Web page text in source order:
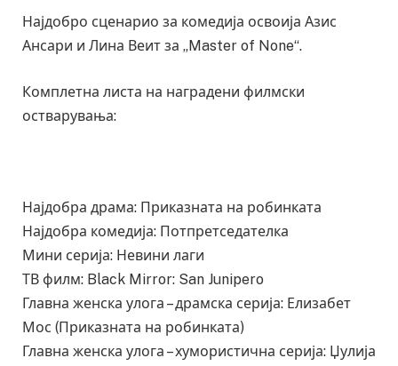
Најдобро сценарио за комедија освоија Азис
Ансари и Лина Веит за „Master of None“.
Комплетна листа на наградени филмски
остварувања:
Најдобра драма: Приказната на робинката
Најдобра комедија: Потпретседателка
Мини серија: Невини лаги
ТВ филм: Black Mirror: San Junipero
Главна женска улога – драмска серија: Елизабет
Мос (Приказната на робинката)
Главна женска улога – хумористична серија: Џулија